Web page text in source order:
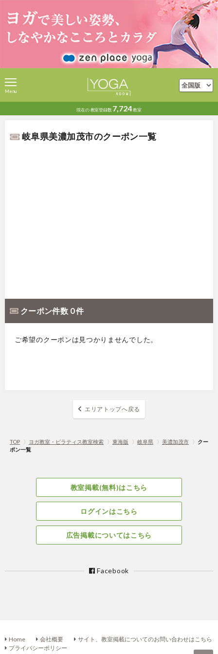
現在の教室登録数 7,724教室
Menu
岐阜県美濃加茂市のクーポン一覧
クーポン件数 0 件
ご希望のクーポンは見つかりませんでした。
エリアトップへ戻る
TOP 〉 ヨガ教室・ピラティス教室検索 〉 東海版 〉 岐阜県 〉 美濃加茂市 〉 クー
ポン一覧
教室掲載(無料)はこちら
ログインはこちら
広告掲載についてはこちら
Facebook
Home 会社概要
サイト、教室掲載についてのお問い合わせはこちら
プライバシーポリシー